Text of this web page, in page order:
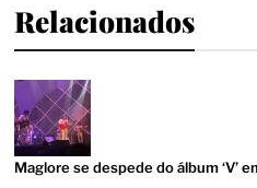
Relacionados
Maglore se despede do álbum ‘V’